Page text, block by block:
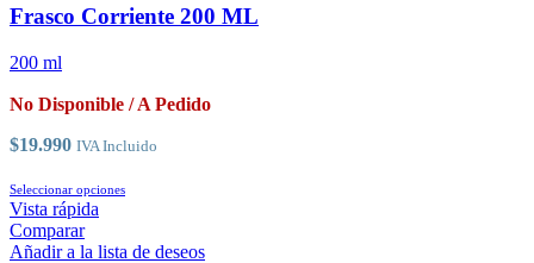
Las
opciones
elegir
la
Frasco Corriente 200 ML
200 ml
No Disponible / A Pedido
$19.990 IVA Incluido
Seleccionar opcionesEste
múltiples
Vista rápida
Comparar
Añadir a la lista de deseos